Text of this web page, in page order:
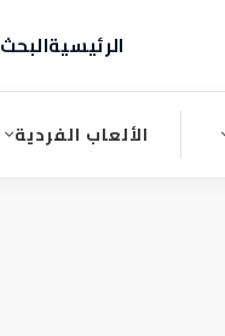
الرئيسيةالبحث
الألعاب الفردية